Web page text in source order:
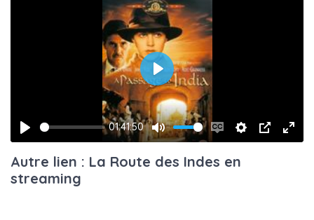
Play
01:41:50
Mute
Enable
captions
Settings
PIP
Play
Autre lien : La Route des Indes en
streaming